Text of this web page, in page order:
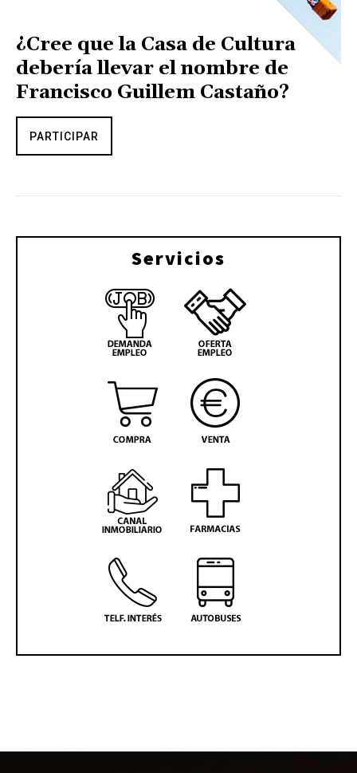
¿Cree que la Casa de Cultura
debería llevar el nombre de
Francisco Guillem Castaño?
PARTICIPAR
Servicios